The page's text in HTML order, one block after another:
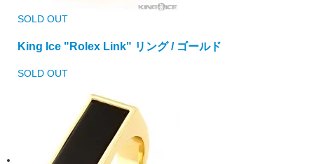
SOLD OUT
King Ice "Rolex Link" リング / ゴールド
SOLD OUT